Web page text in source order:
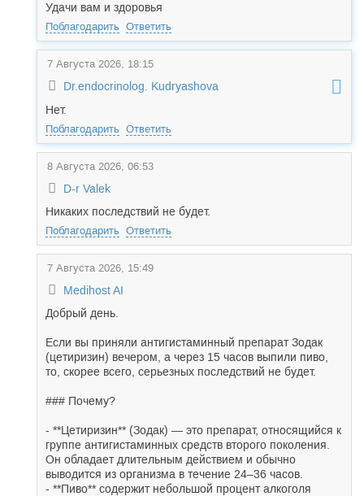
Удачи вам и здоровья
Поблагодарить Ответить
7 Августа 2026, 18:15
Dr.endocrinolog. Kudryashova
Нет.
Поблагодарить Ответить
8 Августа 2026, 06:53
D-r Valek
Никаких последствий не будет.
Поблагодарить Ответить
7 Августа 2026, 15:49
Medihost AI
Добрый день.
Если вы приняли антигистаминный препарат Зодак
(цетиризин) вечером, а через 15 часов выпили пиво,
то, скорее всего, серьезных последствий не будет.
### Почему?
- **Цетиризин** (Зодак) — это препарат, относящийся к
группе антигистаминных средств второго поколения.
Он обладает длительным действием и обычно
выводится из организма в течение 24–36 часов.
- **Пиво** содержит небольшой процент алкоголя